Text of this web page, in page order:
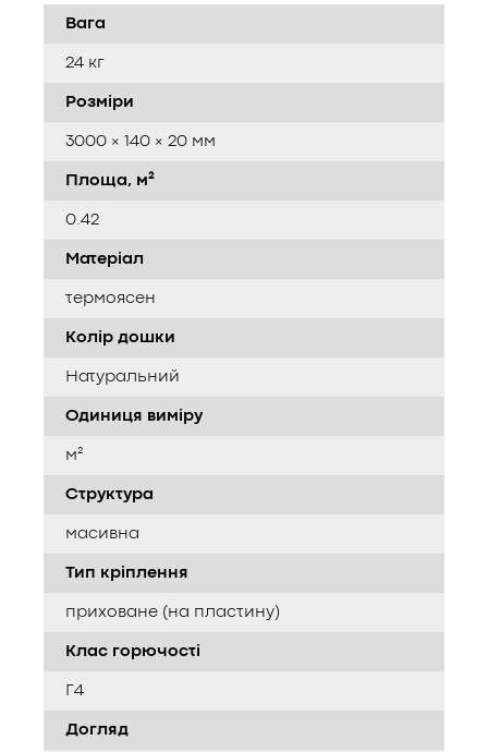
Вага
24 кг
Розміри
3000 × 140 × 20 мм
Площа, м²
0.42
Матеріал
термоясен
Колір дошки
Натуральний
Одиниця виміру
м²
Структура
масивна
Тип кріплення
приховане (на пластину)
Клас горючості
Г4
Догляд